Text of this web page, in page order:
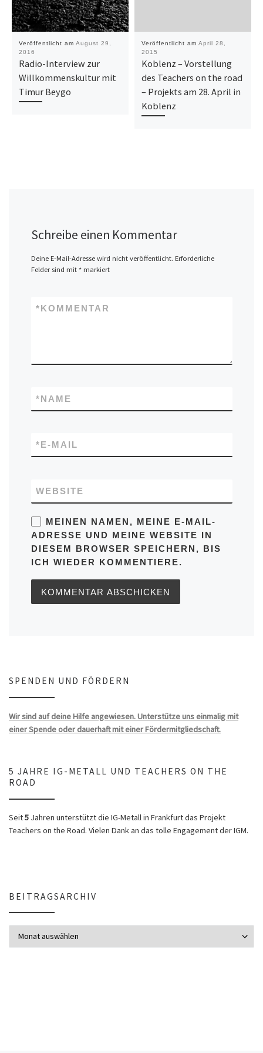
Veröffentlicht am August 29,
2016
Radio-Interview zur
Willkommenskultur mit
Timur Beygo
Veröffentlicht am April 28,
2015
Koblenz – Vorstellung
des Teachers on the road
– Projekts am 28. April in
Koblenz
Schreibe einen Kommentar
Deine E-Mail-Adresse wird nicht veröffentlicht. Erforderliche
Felder sind mit *markiert
KOMMENTAR
*
NAME
*
E-MAIL
*
WEBSITE
MEINEN NAMEN, MEINE E-MAIL-
ADRESSE UND MEINE WEBSITE IN
DIESEM BROWSER SPEICHERN, BIS
ICH WIEDER KOMMENTIERE.
SPENDEN UND FÖRDERN
Wir sind auf deine Hilfe angewiesen. Unterstütze uns einmalig mit
einer Spende oder dauerhaft mit einer Fördermitgliedschaft.
5 JAHRE IG-METALL UND TEACHERS ON THE
ROAD
Seit5 Jahren unterstützt die IG-Metall in Frankfurt das Projekt
Teachers on the Road. Vielen Dank an das tolle Engagement der IGM.
BEITRAGSARCHIV